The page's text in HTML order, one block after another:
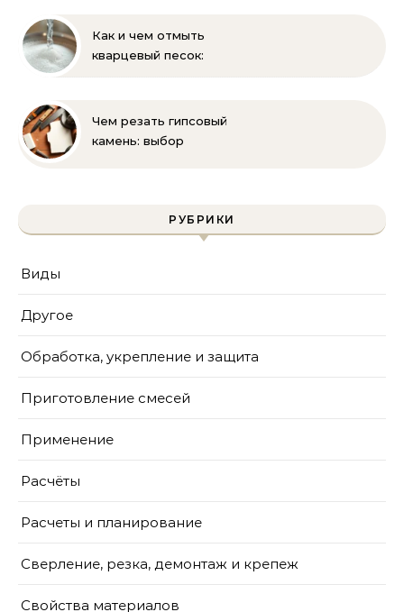
Как и чем отмыть
кварцевый песок:
Чем резать гипсовый
камень: выбор
РУБРИКИ
Виды
Другое
Обработка, укрепление и защита
Приготовление смесей
Применение
Расчёты
Расчеты и планирование
Сверление, резка, демонтаж и крепеж
Свойства материалов